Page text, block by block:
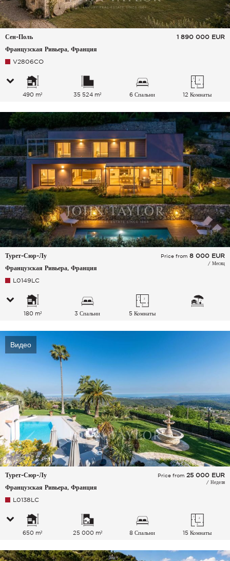
Сен-Поль
Французская Ривьера, Франция
1 890 000 EUR
V2806CO
490 m² 35 524 m² 6 Спальни 12 Комнаты
Турет-Сюр-Лу
Французская Ривьера, Франция
Price from 8 000 EUR
/ Месяц
L0149LC
180 m² 3 Спальни 5 Комнаты
Видео
Турет-Сюр-Лу
Французская Ривьера, Франция
Price from 25 000 EUR
/ Неделя
L0138LC
650 m² 25 000 m² 8 Спальни 15 Комнаты